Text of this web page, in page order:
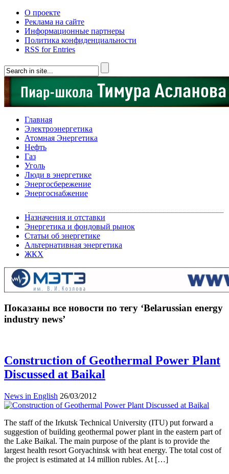
О проекте
Реклама на сайте
Информационные партнеры
Политика конфиденциальности
RSS for Entries
Главная
Электроэнергетика
Атомная Энергетика
Нефть
Газ
Уголь
Люди в энергетике
Энергосбережение
Энергоснабжение
Назначения и отставки
Энергетика и фондовый рынок
Статьи об энергетике
Альтернативная энергетика
ЖКХ
Показаны все новости по тегу ‘Belarussian energy
industry news’
Construction of Geothermal Power Plant
Discussed at Baikal
News in English 26/03/2012
The staff of the Irkutsk Technical University (ITU) put forward a
suggestion of building geothermal power plant in the eastern part of
the Lake Baikal. The main purpose of the plant is to provide the
largest health resort Goryachinsk with heat energy. The total cost of
the project is estimated at 14 million rubles. At […]